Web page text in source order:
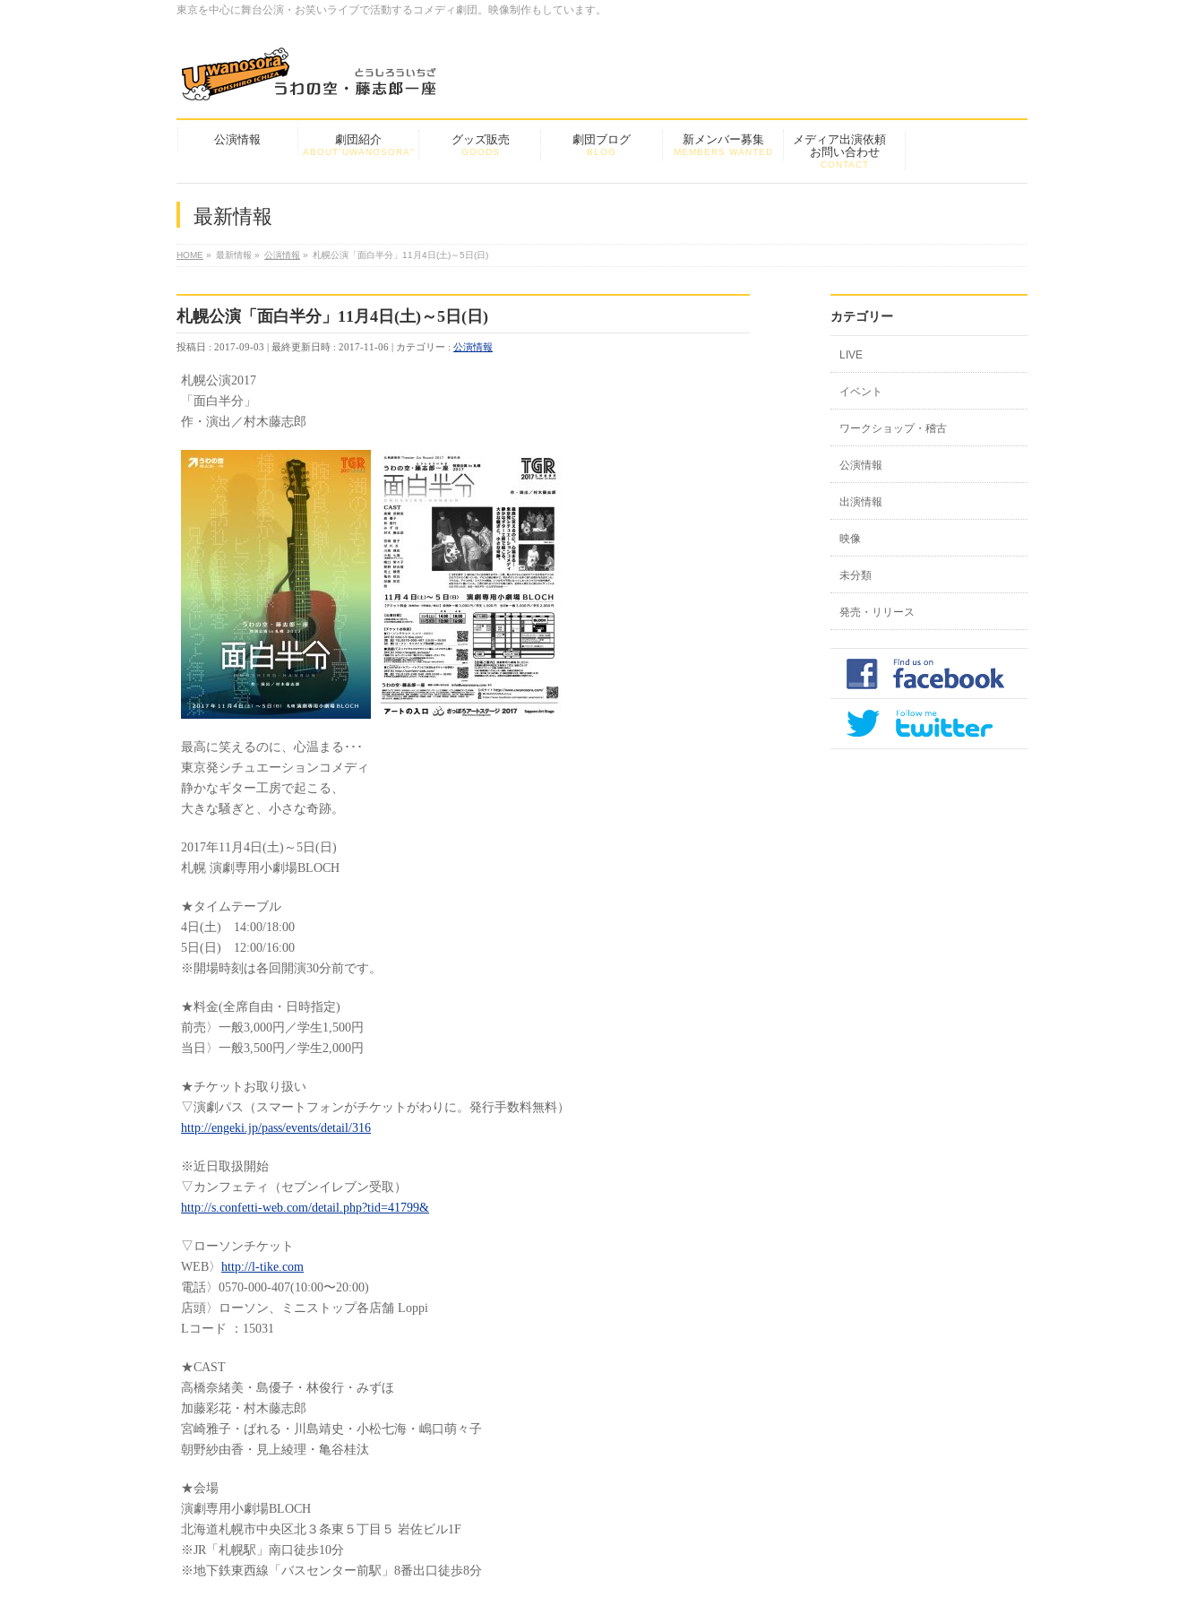
東京を中心に舞台公演・お笑いライブで活動するコメディ劇団。映像制作もしています。
公演情報 劇団紹介
ABOUT”UWANOSORA”
グッズ販売
GOODS
劇団ブログ
BLOG
新メンバー募集
MEMBERS WANTED
メディア出演依頼
お問い合わせ
CONTACT
最新情報
HOME » 最新情報 » 公演情報 » 札幌公演「面白半分」11月4日(土)～5日(日)
札幌公演「面白半分」11月4日(土)～5日(日)
投稿日 : 2017-09-03 最終更新日時 : 2017-11-06 カテゴリー : 公演情報
札幌公演2017
「面白半分」
作・演出／村木藤志郎
最高に笑えるのに、心温まる･･･
東京発シチュエーションコメディ
静かなギター工房で起こる、
大きな騒ぎと、小さな奇跡。
2017年11月4日(土)～5日(日)
札幌 演劇専用小劇場BLOCH
★タイムテーブル
4日(土) 14:00/18:00
5日(日) 12:00/16:00
※開場時刻は各回開演30分前です。
★料金(全席自由・日時指定)
前売〉一般3,000円／学生1,500円
当日〉一般3,500円／学生2,000円
★チケットお取り扱い
▽演劇パス（スマートフォンがチケットがわりに。発行手数料無料）
http://engeki.jp/pass/events/detail/316
※近日取扱開始
▽カンフェティ（セブンイレブン受取）
http://s.confetti-web.com/detail.php?tid=41799&
▽ローソンチケット
WEB〉 http://l-tike.com
電話〉0570-000-407(10:00〜20:00)
店頭〉ローソン、ミニストップ各店舗 Loppi
Lコード ：15031
★CAST
高橋奈緒美・島優子・林俊行・みずほ
加藤彩花・村木藤志郎
宮崎雅子・ばれる・川島靖史・小松七海・嶋口萌々子
朝野紗由香・見上綾理・亀谷桂汰
★会場
演劇専用小劇場BLOCH
北海道札幌市中央区北３条東５丁目５ 岩佐ビル1F
※JR「札幌駅」南口徒歩10分
※地下鉄東西線「バスセンター前駅」8番出口徒歩8分
カテゴリー
LIVE
イベント
ワークショップ・稽古
公演情報
出演情報
映像
未分類
発売・リリース